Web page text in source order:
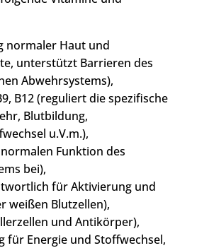
normaler Haut und
unterstützt Barrieren des
Abwehrsystems),
B12 (reguliert die spezifische
Blutbildung,
u.V.m.),
Funktion des
bei),
für Aktivierung und
weißen Blutzellen),
und Antikörper),
für Energie und Stoffwechsel,